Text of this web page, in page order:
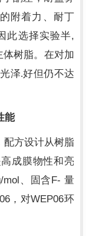
附着力、耐丁
此选择实验半,
体树脂。在对加
泽.好但仍不达
能
配方设计从树脂
成膜物性和亮
mol 、固含F-量
，对WEP06环